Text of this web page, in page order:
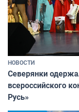
НОВОСТИ
Северянки
всероссийского
Русь»